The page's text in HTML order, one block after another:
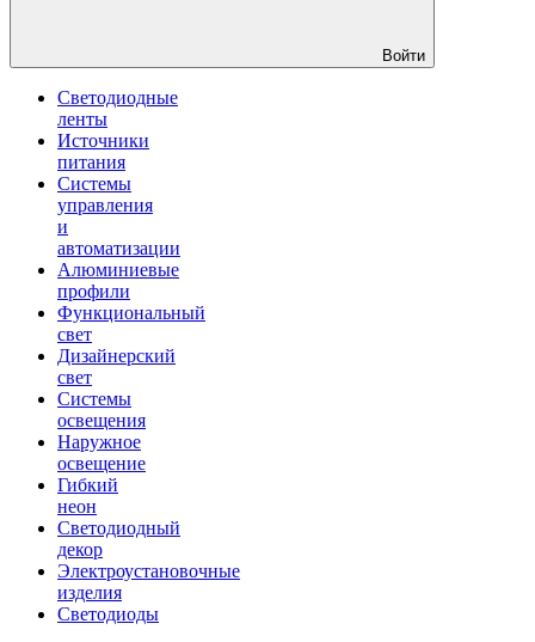
Войти
Светодиодные
ленты
Источники
питания
Системы
управления
и
автоматизации
Алюминиевые
профили
Функциональный
свет
Дизайнерский
свет
Системы
освещения
Наружное
освещение
Гибкий
неон
Светодиодный
декор
Электроустановочные
изделия
Светодиоды